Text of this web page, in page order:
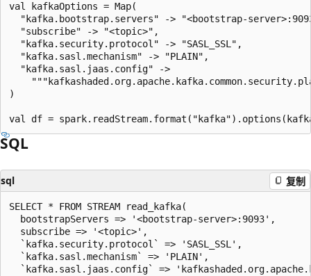
val kafkaOptions = Map(
"kafka.bootstrap.servers" -> "<bootstrap-
  "subscribe" -> "<topic>",
  "kafka.security.protocol" -> "SASL_SSL",
  "kafka.sasl.mechanism" -> "PLAIN",
  "kafka.sasl.jaas.config" ->
)
SQL
sql 复制
SELECT * FROM STREAM read_kafka(
  bootstrapServers => '<bootstrap-server>:9093',
  subscribe => '<topic>',
  `kafka.security.protocol` => 'SASL_SSL',
  `kafka.sasl.mechanism` => 'PLAIN',
`kafka.sasl.jaas.config` =>